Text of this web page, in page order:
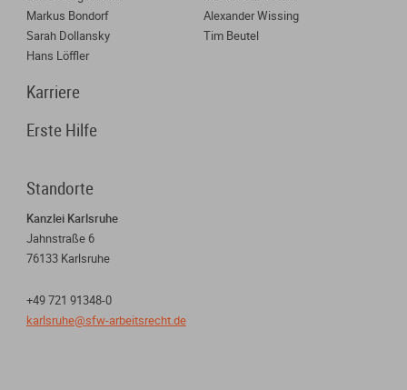
Markus Bondorf
Alexander Wissing
Sarah Dollansky
Tim Beutel
Hans Löffler
Karriere
Erste Hilfe
Standorte
Kanzlei Karlsruhe
Jahnstraße 6
76133 Karlsruhe
+49 721 91348-0
karlsruhe@sfw-arbeitsrecht.de